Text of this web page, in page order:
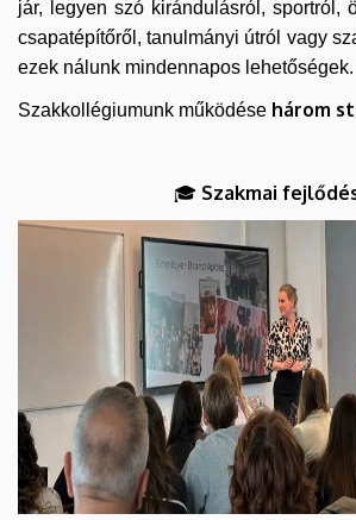
jár, legyen szó kirándulásról, sportról,
csapatépítőről, tanulmányi útról vagy
ezek nálunk mindennapos lehetőségek.
Szakkollégiumunk működése három
🎓 Szakmai